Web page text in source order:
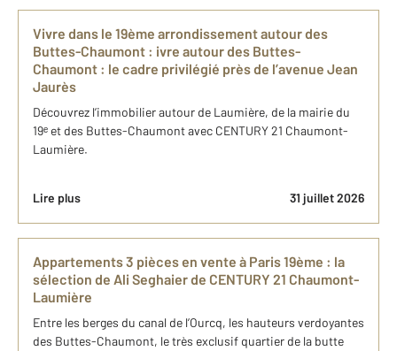
Vivre dans le 19ème arrondissement autour des
Buttes-Chaumont : ivre autour des Buttes-
Chaumont : le cadre privilégié près de l’avenue Jean
Jaurès
Découvrez l’immobilier autour de Laumière, de la mairie du
19ᵉ et des Buttes-Chaumont avec CENTURY 21 Chaumont-
Laumière.
Lire plus 31 juillet 2026
Appartements 3 pièces en vente à Paris 19ème : la
sélection de Ali Seghaier de CENTURY 21 Chaumont-
Laumière
Entre les berges du canal de l’Ourcq, les hauteurs verdoyantes
des Buttes-Chaumont, le très exclusif quartier de la butte